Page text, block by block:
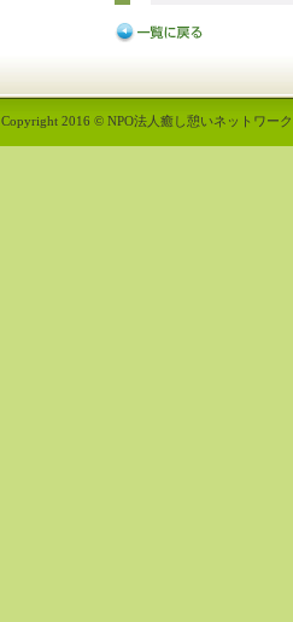
Copyright 2016 © NPO法人癒し憩いネットワー